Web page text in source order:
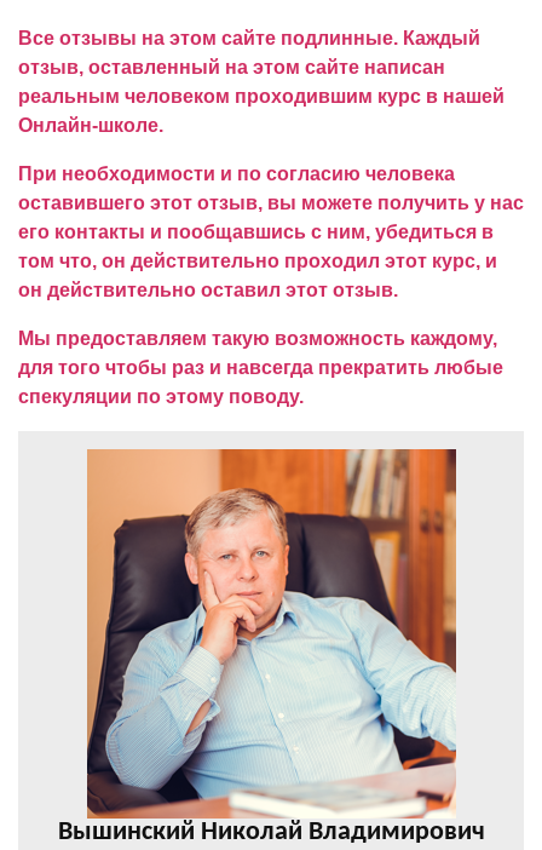
Все отзывы на этом сайте подлинные. Каждый
отзыв, оставленный на этом сайте написан
реальным человеком проходившим курс в нашей
Онлайн-школе.
При необходимости и по согласию человека
оставившего этот отзыв, вы можете получить у нас
его контакты и пообщавшись с ним, убедиться в
том что, он действительно проходил этот курс, и
он действительно оставил этот отзыв.
Мы предоставляем такую возможность каждому,
для того чтобы раз и навсегда прекратить любые
спекуляции по этому поводу.
Вышинский Николай Владимирович